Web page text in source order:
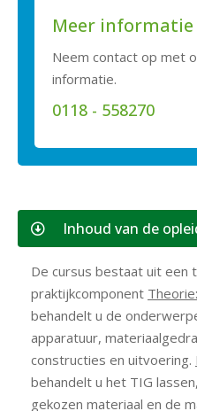
Meer informatie
Neem contact op met
informatie.
0118 - 558270
Inhoud van de
De cursus bestaat uit een
praktijkcomponent Theorie:
behandelt u de
apparatuur,
constructies en uitvoering.
behandelt u het TIG
gekozen materiaal en de